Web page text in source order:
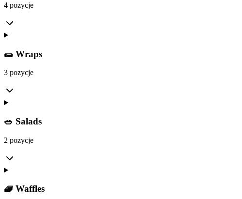
4 pozycje
🌯 Wraps
3 pozycje
🥗 Salads
2 pozycje
🧇 Waffles